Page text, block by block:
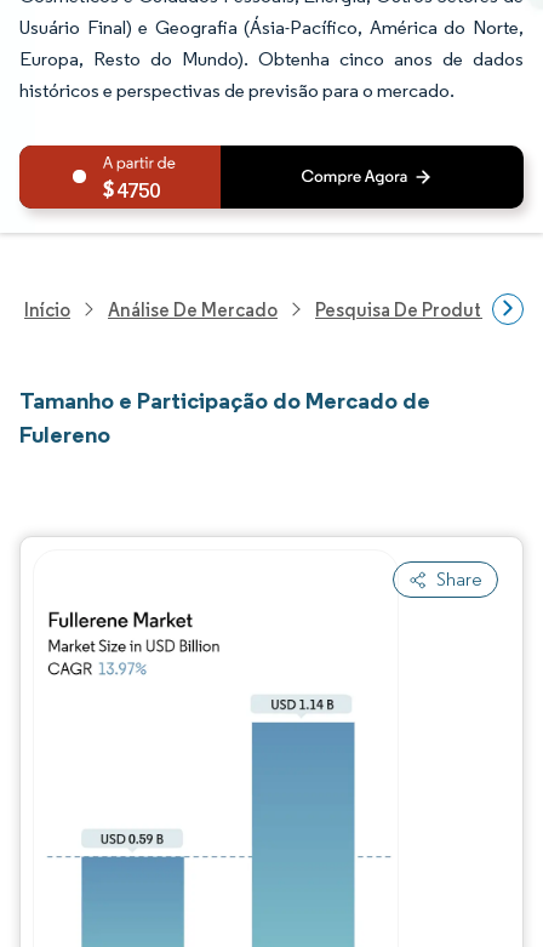
Usuário Final) e Geografia (Ásia-Pacífico, América do Norte,
Europa, Resto do Mundo). Obtenha cinco anos de dados
históricos e perspectivas de previsão para o mercado.
4750
Início Análise De Mercado Pesquisa De Produtos
Tamanho e Participação do Mercado de
Fulereno
Share